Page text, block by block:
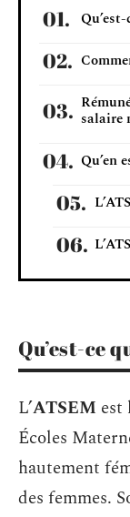
salaire
Qu’en
Qu’est-ce
L’ATSEM est
Écoles
hautement
des femmes.